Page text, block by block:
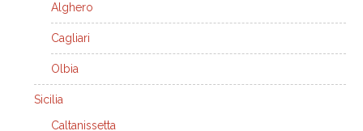
Alghero
Cagliari
Olbia
Sicilia
Caltanissetta